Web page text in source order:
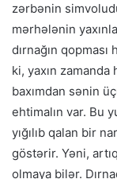
zərbənin
mərhələnin
dırnağın
ki, yaxın
baxımdan sənin
ehtimalın var. Bu
yığılıb qalan bir
göstərir. Yəni,
olmaya bilər.